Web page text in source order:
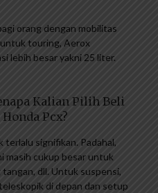
orang dengan mobilitas
touring, Aerox
lebih besar yakni 25 liter.
Kalian Pilih Beli
Pcx?
terlalu signifikan. Padahal,
masih cukup besar untuk
dll. Untuk suspensi,
di depan dan setup